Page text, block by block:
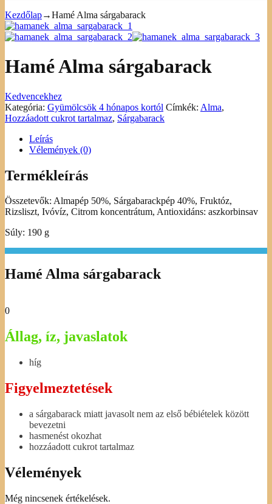
Kezdőlap→Hamé Alma sárgabarack
Hamé Alma sárgabarack
Kedvencekhez
Kategória: Gyümölcsök 4 hónapos kortól Címkék: Alma,
Hozzáadott cukrot tartalmaz, Sárgabarack
Leírás
Vélemények (0)
Termékleírás
Összetevők: Almapép 50%, Sárgabarackpép 40%, Fruktóz,
Rizsliszt, Ivóvíz, Citrom koncentrátum, Antioxidáns: aszkorbinsav
Súly: 190 g
Hamé Alma sárgabarack
0
Állag, íz, javaslatok
híg
Figyelmeztetések
a sárgabarack miatt javasolt nem az első bébiételek között
bevezetni
hasmenést okozhat
hozzáadott cukrot tartalmaz
Vélemények
Még nincsenek értékelések.